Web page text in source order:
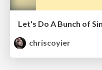
chriscoyier